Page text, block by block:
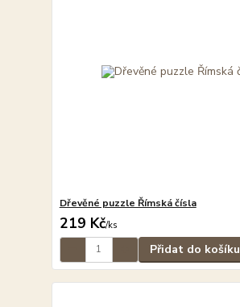
Dřevěné puzzle Římská čísla
219 Kč/ks
Přidat do košíku